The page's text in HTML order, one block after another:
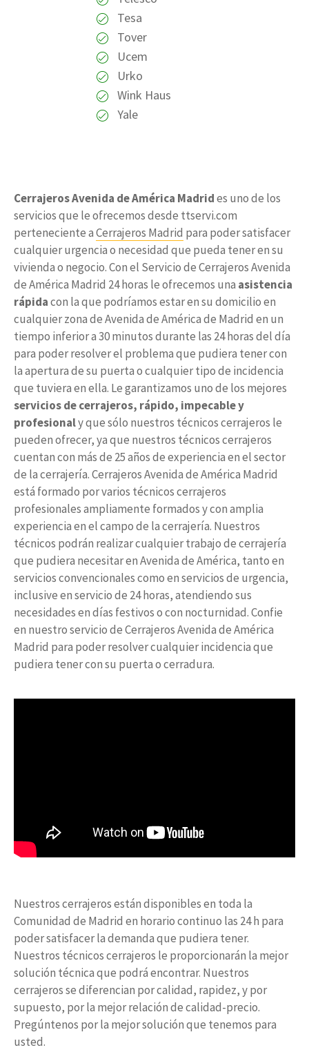
Tesa
Tover
Ucem
Urko
Wink Haus
Yale
Cerrajeros Avenida de América Madrides uno de los
servicios que le ofrecemos desde ttservi.com
perteneciente aCerrajeros Madrid para poder satisfacer
cualquier urgencia o necesidad que pueda tener en su
vivienda o negocio. Con el Servicio de Cerrajeros Avenida
de América Madrid 24 horas le ofrecemos una asistencia
rápidacon la que podríamos estar en su domicilio en
cualquier zona de Avenida de América de Madrid en un
tiempo inferior a 30 minutos durante las 24 horas del día
para poder resolver el problema que pudiera tener con
la apertura de su puerta o cualquier tipo de incidencia
que tuviera en ella. Le garantizamos uno de los mejores
servicios de cerrajeros, rápido, impecable y
profesionaly que sólo nuestros técnicos cerrajeros le
pueden ofrecer, ya que nuestros técnicos cerrajeros
cuentan con más de 25 años de experiencia en el sector
de la cerrajería. Cerrajeros Avenida de América Madrid
está formado por varios técnicos cerrajeros
profesionales ampliamente formados y con amplia
experiencia en el campo de la cerrajería. Nuestros
técnicos podrán realizar cualquier trabajo de cerrajería
que pudiera necesitar en Avenida de América, tanto en
servicios convencionales como en servicios de urgencia,
inclusive en servicio de 24 horas, atendiendo sus
necesidades en días festivos o con nocturnidad. Confie
en nuestro servicio de Cerrajeros Avenida de América
Madrid para poder resolver cualquier incidencia que
pudiera tener con su puerta o cerradura.
Nuestros cerrajeros están disponibles en toda la
Comunidad de Madrid en horario continuo las 24 h para
poder satisfacer la demanda que pudiera tener.
Nuestros técnicos cerrajeros le proporcionarán la mejor
solución técnica que podrá encontrar. Nuestros
cerrajeros se diferencian por calidad, rapidez, y por
supuesto, por la mejor relación de calidad-precio.
Pregúntenos por la mejor solución que tenemos para
usted.